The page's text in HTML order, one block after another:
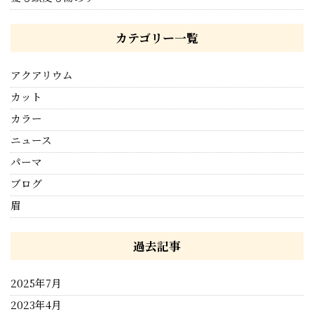
カテゴリー一覧
アクアリウム
カット
カラー
ニュース
パーマ
ブログ
眉
過去記事
2025年7月
2023年4月